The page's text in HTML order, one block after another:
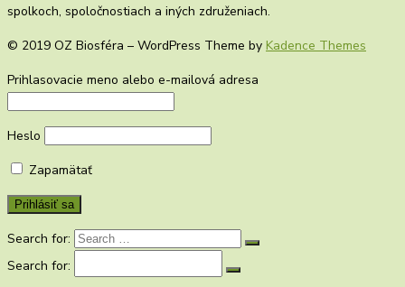
spolkoch, spoločnostiach a iných združeniach.
© 2019 OZ Biosféra – WordPress Theme by Kadence Themes
Prihlasovacie meno alebo e-mailová adresa
Heslo
Zapamätať
Search for:
Search for: